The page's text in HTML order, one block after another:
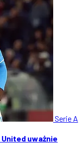
Serie A
uważnie